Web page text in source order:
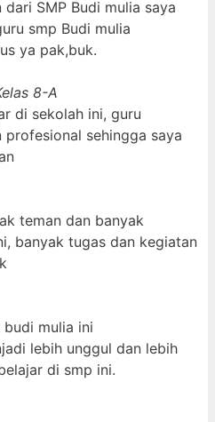
SMP Budi mulia saya
smp Budi mulia
ya pak,buk.
8-A
di sekolah ini, guru
profesional sehingga saya
teman dan banyak
banyak tugas dan kegiatan
mulia ini
lebih unggul dan lebih
di smp ini.